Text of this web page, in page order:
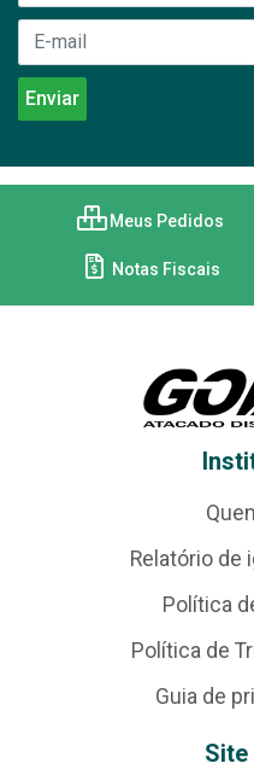
Meus Pedidos
Notas Fiscais
Relatório de
Política
Política de
Guia de
Site